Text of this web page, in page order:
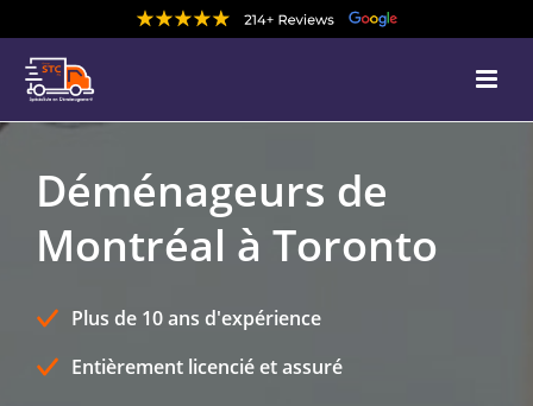
Déménageurs de
Montréal à Toronto
Plus de 10 ans d'expérience
Entièrement licencié et assuré